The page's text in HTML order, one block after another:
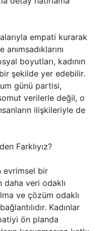
empati kurarak
boyutları, kadının
şekilde yer edebilir.
günü partisi,
verilerle değil, o
ilişkileriyle de
Farklıyız?
evrimsel bir
daha veri odaklı
ve çözüm odaklı
Kadınlar
ön planda